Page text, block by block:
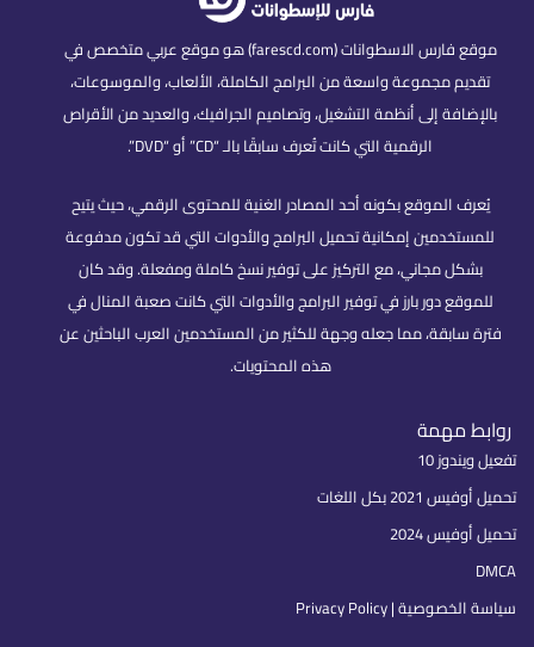
موقع فارس الاسطوانات (farescd.com) هو موقع عربي متخصص في
تقديم مجموعة واسعة من البرامج الكاملة، الألعاب، والموسوعات،
بالإضافة إلى أنظمة التشغيل، وتصاميم الجرافيك، والعديد من الأقراص
الرقمية التي كانت تُعرف سابقًا بالـ “CD” أو “DVD”.
يُعرف الموقع بكونه أحد المصادر الغنية للمحتوى الرقمي، حيث يتيح
للمستخدمين إمكانية تحميل البرامج والأدوات التي قد تكون مدفوعة
بشكل مجاني، مع التركيز على توفير نسخ كاملة ومفعلة. وقد كان
للموقع دور بارز في توفير البرامج والأدوات التي كانت صعبة المنال في
فترة سابقة، مما جعله وجهة للكثير من المستخدمين العرب الباحثين عن
هذه المحتويات.
روابط مهمة
تفعيل ويندوز 10
تحميل أوفيس 2021 بكل اللغات
تحميل أوفيس 2024
DMCA
سياسة الخصوصية | Privacy Policy